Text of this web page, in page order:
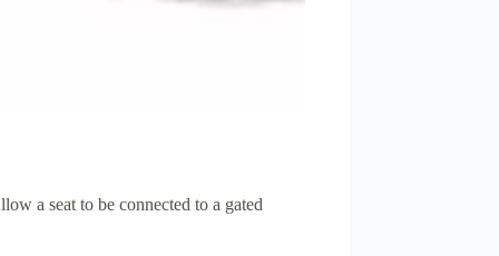
a seat to be connected to a gated